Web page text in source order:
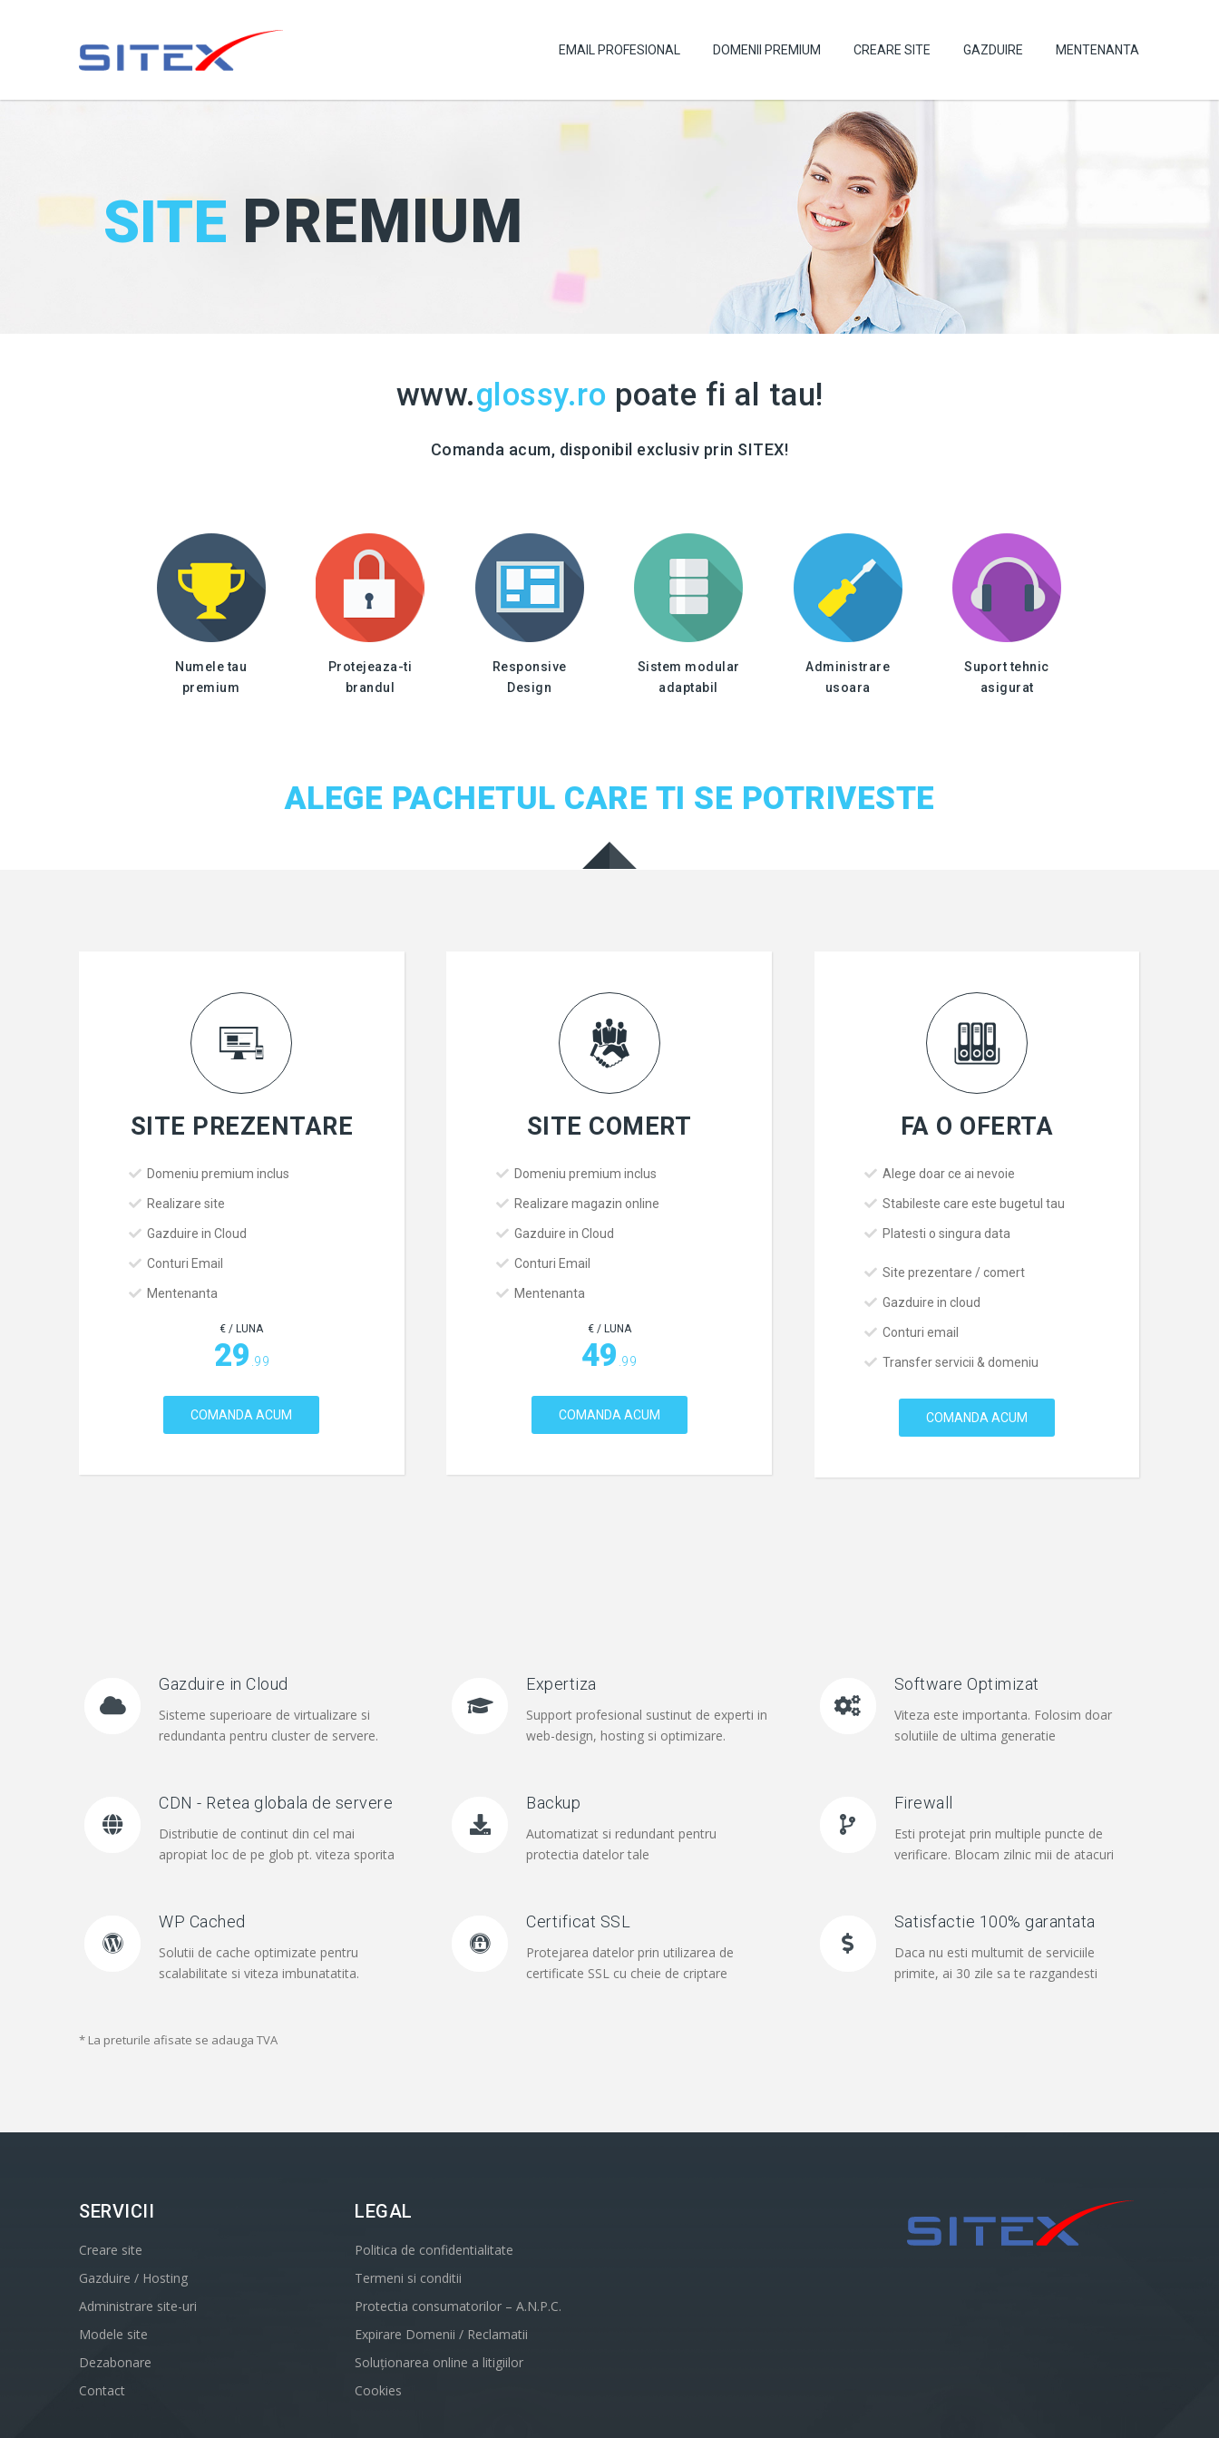
EMAIL PROFESIONAL DOMENII PREMIUM CREARE SITE GAZDUIRE MENTENANTA
SITE PREMIUM
www.glossy.ro poate fi al tau!
Comanda acum, disponibil exclusiv prin SITEX!
Numele tau
premium
Protejeaza-ti
brandul
Responsive
Design
Sistem modular
adaptabil
Administrare
usoara
Suport tehnic
asigurat
ALEGE PACHETUL CARE TI SE POTRIVESTE
SITE PREZENTARE
Domeniu premium inclus
Realizare site
Gazduire in Cloud
Conturi Email
Mentenanta
€ / LUNA
29 .99
COMANDA ACUM
SITE COMERT
Domeniu premium inclus
Realizare magazin online
Gazduire in Cloud
Conturi Email
Mentenanta
€ / LUNA
49 .99
COMANDA ACUM
FA O OFERTA
Alege doar ce ai nevoie
Stabileste care este bugetul tau
Platesti o singura data
Site prezentare / comert
Gazduire in cloud
Conturi email
Transfer servicii & domeniu
COMANDA ACUM
Gazduire in Cloud
Sisteme superioare de virtualizare si
redundanta pentru cluster de servere.
CDN - Retea globala de servere
Distributie de continut din cel mai
apropiat loc de pe glob pt. viteza sporita
WP Cached
Solutii de cache optimizate pentru
scalabilitate si viteza imbunatatita.
Expertiza
Support profesional sustinut de experti in
web-design, hosting si optimizare.
Backup
Automatizat si redundant pentru
protectia datelor tale
Certificat SSL
Protejarea datelor prin utilizarea de
certificate SSL cu cheie de criptare
Software Optimizat
Viteza este importanta. Folosim doar
solutiile de ultima generatie
Firewall
Esti protejat prin multiple puncte de
verificare. Blocam zilnic mii de atacuri
Satisfactie 100% garantata
Daca nu esti multumit de serviciile
primite, ai 30 zile sa te razgandesti
* La preturile afisate se adauga TVA
SERVICII
Creare site
Gazduire / Hosting
Administrare site-uri
Modele site
Dezabonare
Contact
LEGAL
Politica de confidentialitate
Termeni si conditii
Protectia consumatorilor – A.N.P.C.
Expirare Domenii / Reclamatii
Soluționarea online a litigiilor
Cookies